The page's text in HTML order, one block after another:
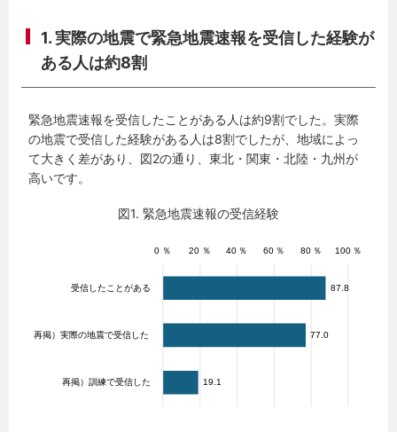
1. 実際の地震で緊急地震速報を受信した経験が
ある人は約8割
緊急地震速報を受信したことがある人は約9割でした。実際
の地震で受信した経験がある人は8割でしたが、地域によっ
て大きく差があり、図2の通り、東北・関東・北陸・九州が
高いです。
図1. 緊急地震速報の受信経験